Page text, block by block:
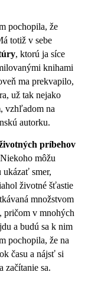
pochopila, že
totiž v sebe
, ktorú ja síce
knihami
ma prekvapilo,
už tak nejako
vzhľadom na
autorku.
príbehov
môžu
smer,
životné šťastie
množstvom
pričom v mnohých
a budú sa k nim
pochopila, že na
času a nájsť si
začítanie sa.